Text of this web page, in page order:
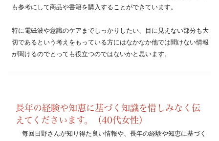
も参考にして商品や書籍を購入することができています。
特に電磁波や意識のケアまでしっかりしたい、目に見えない部分も大
切であるという考えをもっている方にはなかなか他では聞けない情報
が聞けるのでとっても役立つのではないかと思います。
長年の経験や知恵に基づく知識を惜しみなく伝
えてくださいます。（40代女性）
毎回日野さんが知り得た良い情報や、長年の経験や知恵に基づく